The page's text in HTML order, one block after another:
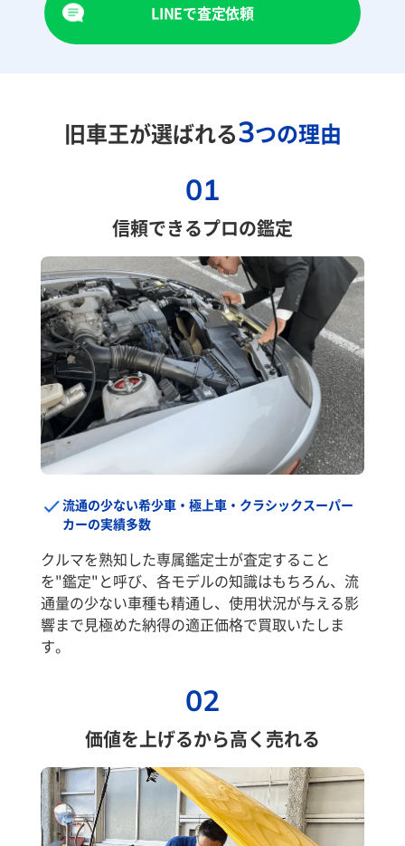
LINEで査定依頼
旧車王が選ばれる3つの理由
01
信頼できるプロの鑑定
流通の少ない希少車・極上車・クラシックスーパー
カーの実績多数
クルマを熟知した専属鑑定士が査定すること
を"鑑定"と呼び、各モデルの知識はもちろん、流
通量の少ない車種も精通し、使用状況が与える影
響まで見極めた納得の適正価格で買取いたしま
す。
02
価値を上げるから高く売れる